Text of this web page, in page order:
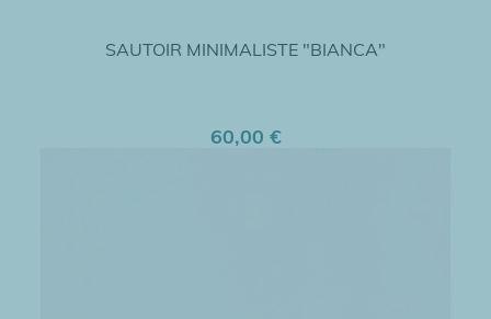
SAUTOIR MINIMALISTE "BIANCA"
60,00 €